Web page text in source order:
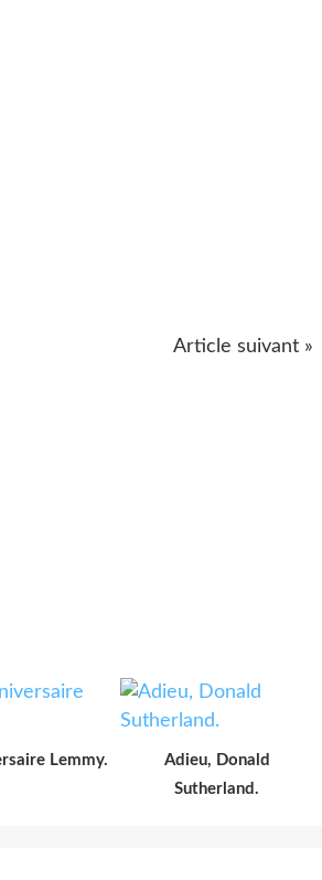
Article suivant »
Lemmy.
Adieu, Donald
Sutherland.